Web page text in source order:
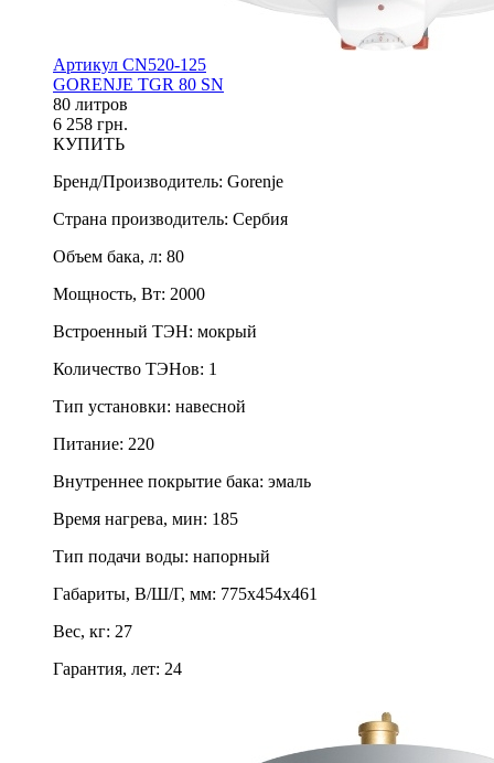
Артикул CN520-125
GORENJE TGR 80 SN
80 литров
6 258 грн.
КУПИТЬ
Бренд/Производитель: Gorenje
Страна производитель: Сербия
Объем бака, л: 80
Мощность, Вт: 2000
Встроенный ТЭН: мокрый
Количество ТЭНов: 1
Тип установки: навесной
Питание: 220
Внутреннее покрытие бака: эмаль
Время нагрева, мин: 185
Тип подачи воды: напорный
Габариты, В/Ш/Г, мм: 775х454х461
Вес, кг: 27
Гарантия, лет: 24